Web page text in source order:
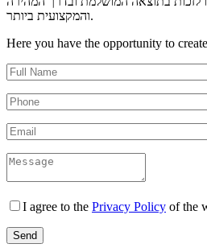
והמקצועית ביותר.
Here you have the opportunity to
I agree to the Privacy Policy of the